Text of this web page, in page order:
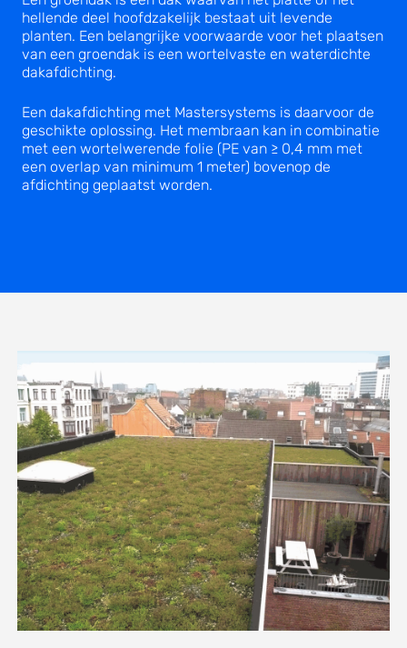
hellende deel hoofdzakelijk bestaat uit levende
planten. Een belangrijke voorwaarde voor het plaatsen
van een groendak is een wortelvaste en waterdichte
dakafdichting.
Een dakafdichting met Mastersystems is daarvoor de
geschikte oplossing. Het membraan kan in combinatie
met een wortelwerende folie (PE van ≥ 0,4 mm met
een overlap van minimum 1 meter) bovenop de
afdichting geplaatst worden.